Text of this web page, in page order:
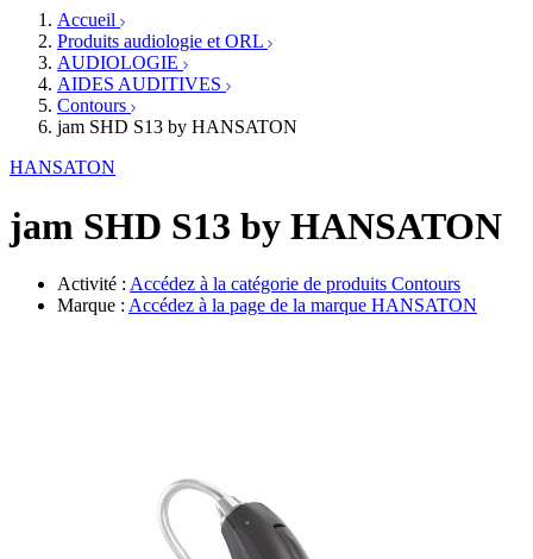
Écoles spécialisées
Fournisseurs
Associations
Services ORL
Orthophonistes
Formations et écoles
Organismes / Syndicats
Produits
Ressources
Actualités
AuditionTV
Accueil
Produits audiologie et ORL
AUDIOLOGIE
AIDES AUDITIVES
Contours
jam SHD S13 by HANSATON
HANSATON
jam SHD S13 by HANSATON
Activité : Accédez à la catégorie de produits Contours
Marque : Accédez à la page de la marque HANSATON